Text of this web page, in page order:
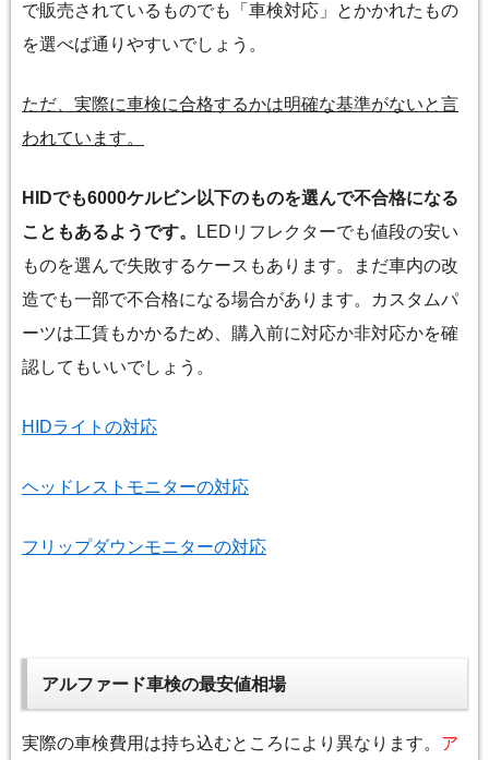
で販売されているものでも「車検対応」とかかれたもの
を選べば通りやすいでしょう。
ただ、実際に車検に合格するかは明確な基準がないと言
われています。
HIDでも6000ケルビン以下のものを選んで不合格になる
こともあるようです。
LEDリフレクターでも値段の安い
ものを選んで失敗するケースもあります。まだ車内の改
造でも一部で不合格になる場合があります。カスタムパ
ーツは工賃もかかるため、購入前に対応か非対応かを確
認してもいいでしょう。
HIDライトの対応
ヘッドレストモニターの対応
フリップダウンモニターの対応
アルファード車検の最安値相場
実際の車検費用は持ち込むところにより異なります。 ア